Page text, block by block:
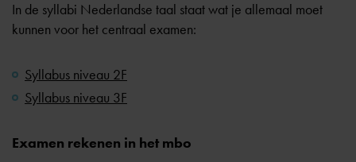
In de syllabi Nederlandse taal staat wat je allemaal moet
kunnen voor het centraal examen:
Syllabus niveau 2F
Syllabus niveau 3F
Examen rekenen in het mbo